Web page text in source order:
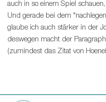
auch in so einem Spiel
Und gerade bei dem
glaube ich auch stärker in der
deswegen macht der
(zumindest das Zitat von